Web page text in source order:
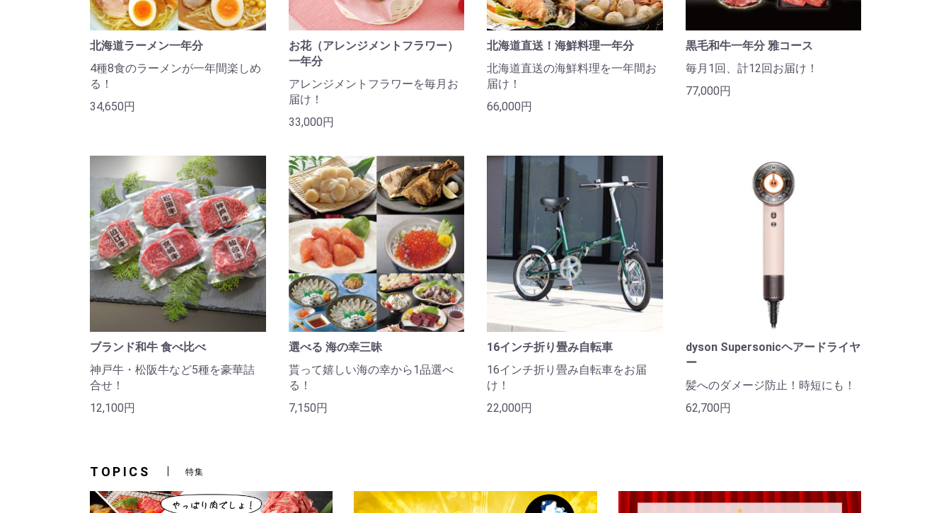
北海道ラーメン一年分
4種8食のラーメンが一年間楽しめ
る！
34,650円
お花（アレンジメントフラワー）
一年分
アレンジメントフラワーを毎月お
届け！
33,000円
北海道直送！海鮮料理一年分
北海道直送の海鮮料理を一年間お
届け！
66,000円
黒毛和牛一年分 雅コース
毎月1回、計12回お届け！
77,000円
ブランド和牛 食べ比べ
神戸牛・松阪牛など5種を豪華詰
合せ！
12,100円
選べる 海の幸三昧
貰って嬉しい海の幸から1品選べ
る！
7,150円
16インチ折り畳み自転車
16インチ折り畳み自転車をお届
け！
22,000円
dyson Supersonicヘアードライヤ
ー
髪へのダメージ防止！時短にも！
62,700円
TOPICS 特集